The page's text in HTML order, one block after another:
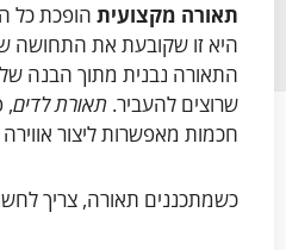
תאורה מקצועית הופכת כל
היא זו שקובעת את התחושה
התאורה נבנית מתוך הבנה
שרוצים להעביר. תאורת לדים,
חכמות מאפשרות ליצור
כשמתכננים תאורה, צריך